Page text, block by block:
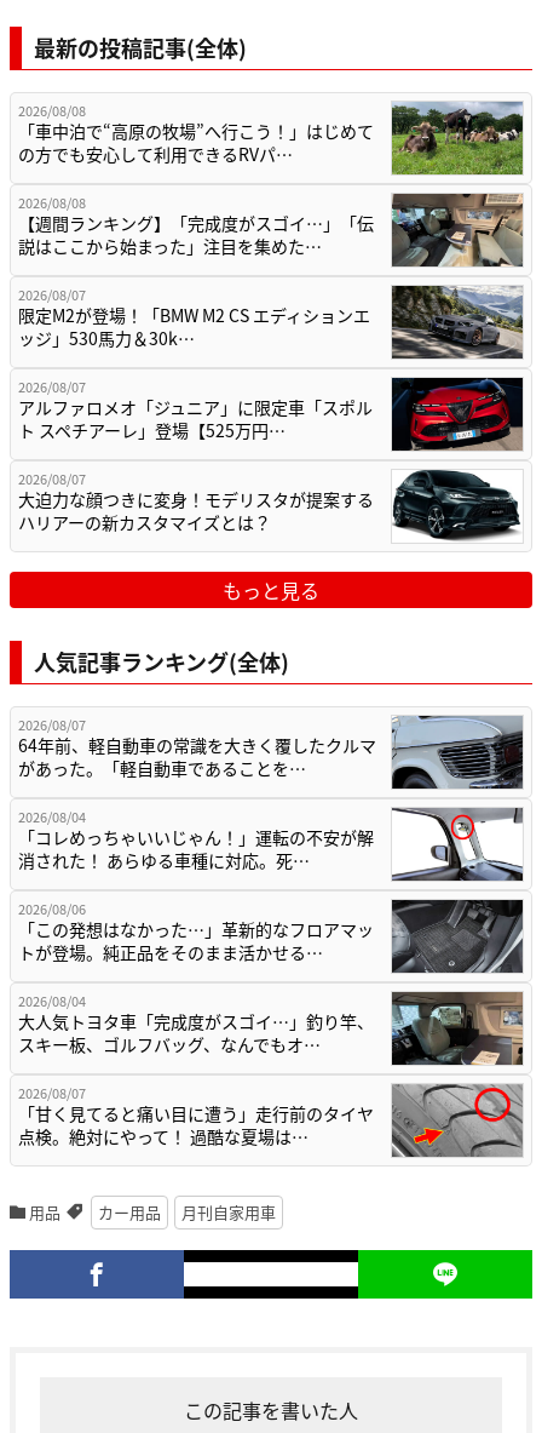
最新の投稿記事(全体)
2026/08/08
「車中泊で“高原の牧場”へ行こう！」はじめて
の方でも安心して利用できるRVパ…
2026/08/08
【週間ランキング】「完成度がスゴイ…」「伝
説はここから始まった」注目を集めた…
2026/08/07
限定M2が登場！「BMW M2 CS エディションエ
ッジ」530馬力＆30k…
2026/08/07
アルファロメオ「ジュニア」に限定車「スポル
ト スペチアーレ」登場【525万円…
2026/08/07
大迫力な顔つきに変身！モデリスタが提案する
ハリアーの新カスタマイズとは？
もっと見る
人気記事ランキング(全体)
2026/08/07
64年前、軽自動車の常識を大きく覆したクルマ
があった。「軽自動車であることを…
2026/08/04
「コレめっちゃいいじゃん！」運転の不安が解
消された！ あらゆる車種に対応。死…
2026/08/06
「この発想はなかった…」革新的なフロアマッ
トが登場。純正品をそのまま活かせる…
2026/08/04
大人気トヨタ車「完成度がスゴイ…」釣り竿、
スキー板、ゴルフバッグ、なんでもオ…
2026/08/07
「甘く見てると痛い目に遭う」走行前のタイヤ
点検。絶対にやって！ 過酷な夏場は…
用品 カー用品 月刊自家用車
この記事を書いた人